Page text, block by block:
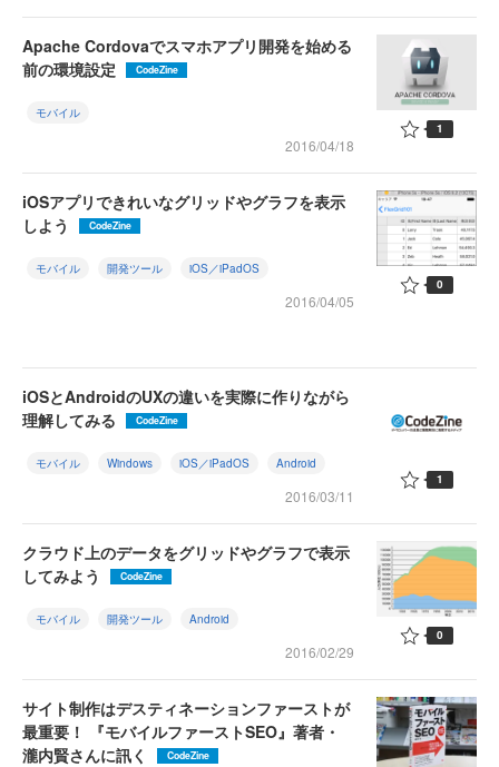
Apache Cordovaでスマホアプリ開発を始める
前の環境設定
CodeZine
モバイル
2016/04/18
1
iOSアプリできれいなグリッドやグラフを表示
しよう
CodeZine
モバイル 開発ツール iOS／iPadOS
2016/04/05
0
iOSとAndroidのUXの違いを実際に作りながら
理解してみる
CodeZine
モバイル Windows iOS／iPadOS Android
2016/03/11
1
クラウド上のデータをグリッドやグラフで表示
してみよう
CodeZine
モバイル 開発ツール Android
2016/02/29
0
サイト制作はデスティネーションファーストが
最重要！ 『モバイルファーストSEO』著者・
瀧内賢さんに訊く
CodeZine